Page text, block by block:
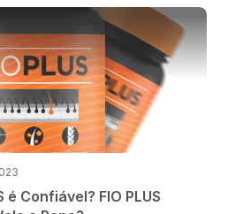
é Confiável? FIO PLUS